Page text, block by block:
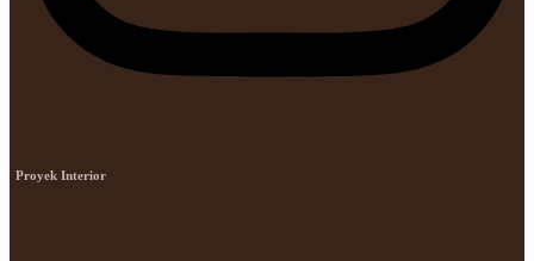
Proyek Interior